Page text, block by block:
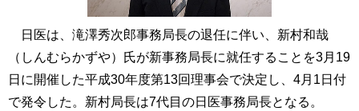
日医は、滝澤秀次郎事務局長の退任に伴い、新村和哉
（しんむらかずや）氏が新事務局長に就任することを3月19
日に開催した平成30年度第13回理事会で決定し、4月1日付
で発令した。新村局長は7代目の日医事務局長となる。